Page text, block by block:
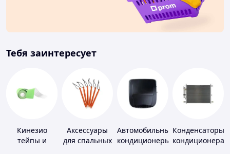
Тебя заинтересует
Кинезио
тейпы и
Аксессуары
для спальных
Автомобильные
кондиционеры
Конденсаторы
кондиционера